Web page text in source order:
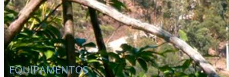
EQUIPAMENTOS